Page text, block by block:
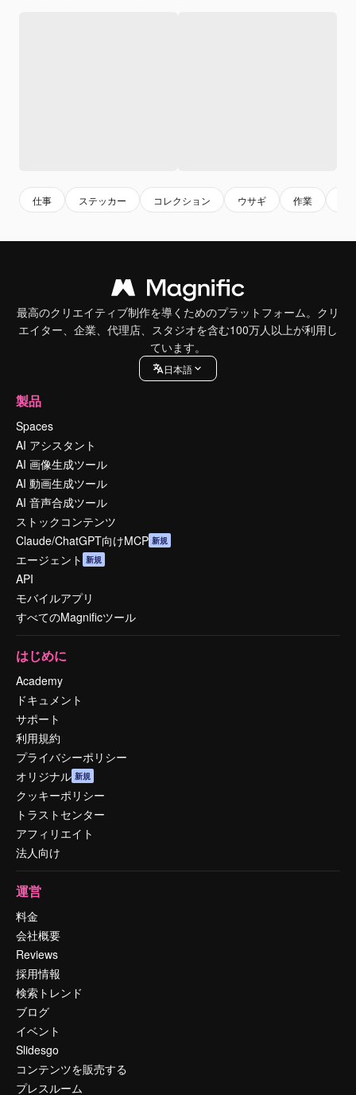
仕事 ステッカー コレクション ウサギ 作業
最高のクリエイティブ制作を導くためのプラットフォーム。クリ
エイター、企業、代理店、スタジオを含む100万人以上が利用し
ています。
日本語
製品
Spaces
AI アシスタント
AI 画像生成ツール
AI 動画生成ツール
AI 音声合成ツール
ストックコンテンツ
Claude/ChatGPT向けMCP 新規
エージェント 新規
API
モバイルアプリ
すべてのMagnificツール
はじめに
Academy
ドキュメント
サポート
利用規約
プライバシーポリシー
オリジナル 新規
クッキーポリシー
トラストセンター
アフィリエイト
法人向け
運営
料金
会社概要
Reviews
採用情報
検索トレンド
ブログ
イベント
Slidesgo
コンテンツを販売する
プレスルーム